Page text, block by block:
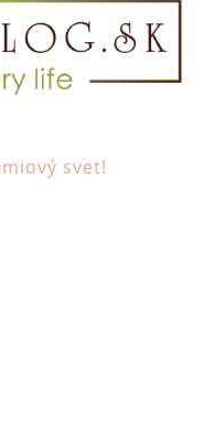
svet!